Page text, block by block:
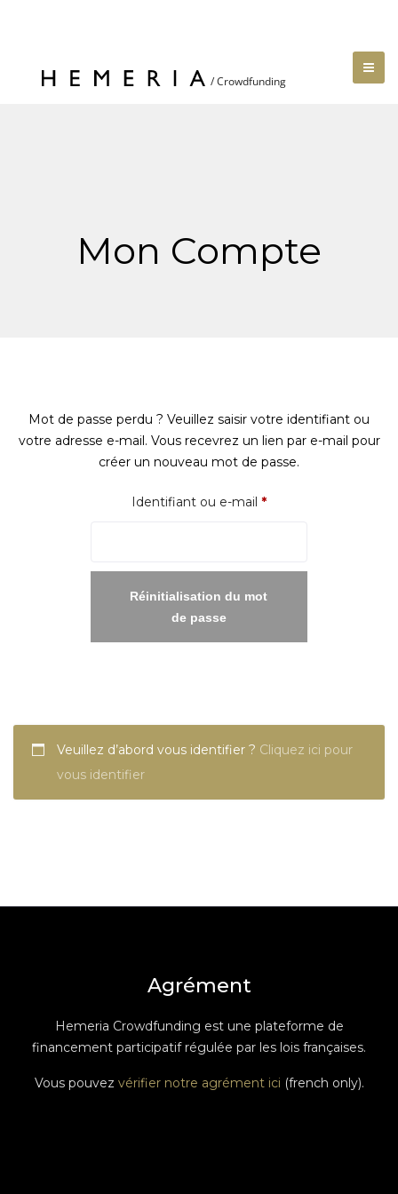
Mon Compte
Mot de passe perdu ? Veuillez saisir votre identifiant ou
votre adresse e-mail. Vous recevrez un lien par e-mail pour
créer un nouveau mot de passe.
Identifiant ou e-mail *Obligatoire
Réinitialisation du mot
de passe
Veuillez d’abord vous identifier ? Cliquez ici pour
vous identifier
Agrément
Hemeria Crowdfunding est une plateforme de
financement participatif régulée par les lois françaises.
Vous pouvez vérifier notre agrément ici (french only).